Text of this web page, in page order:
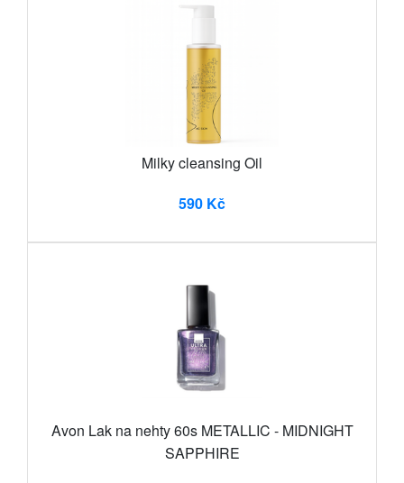
Milky cleansing Oil
590 Kč
Avon Lak na nehty 60s METALLIC - MIDNIGHT
SAPPHIRE